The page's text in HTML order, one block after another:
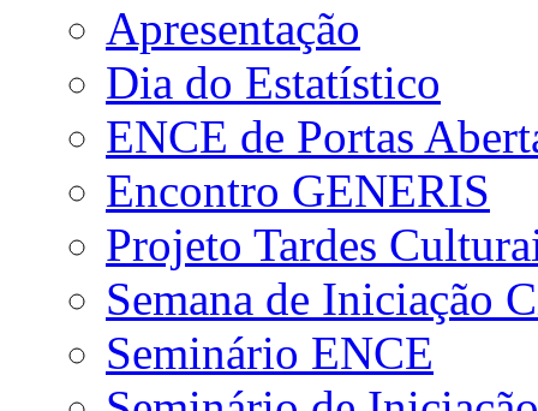
Apresentação
Dia do Estatístico
ENCE de Portas
Encontro GENERIS
Projeto Tardes
Semana de Iniciação
Seminário ENCE